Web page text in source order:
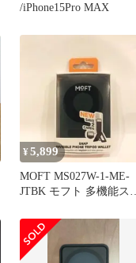
/iPhone15Pro MAX
¥5,899
MOFT MS027W-1-ME-
JTBK モフト 多機能スタ